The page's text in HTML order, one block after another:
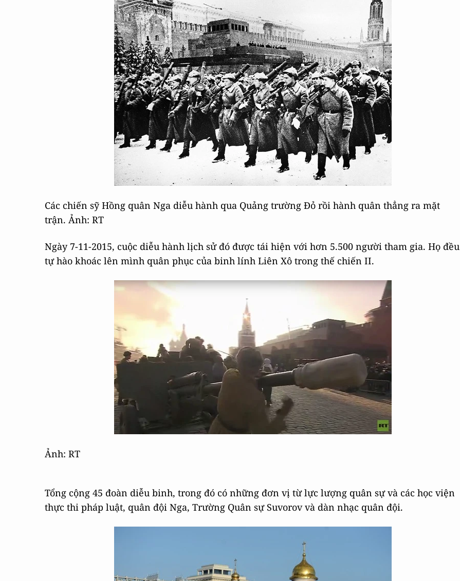
Các chiến sỹ Hồng quân Nga diễu hành qua Quảng trường Đỏ rồi hành quân thẳng ra mặt
trận. Ảnh: RT
Ngày 7-11-2015, cuộc diễu hành lịch sử đó được tái hiện với hơn 5.500 người tham gia. Họ đều
tự hào khoác lên mình quân phục của binh lính Liên Xô trong thế chiến II.
Ảnh: RT
Tổng cộng 45 đoàn diễu binh, trong đó có những đơn vị từ lực lượng quân sự và các học viện
thực thi pháp luật, quân đội Nga, Trường Quân sự Suvorov và dàn nhạc quân đội.